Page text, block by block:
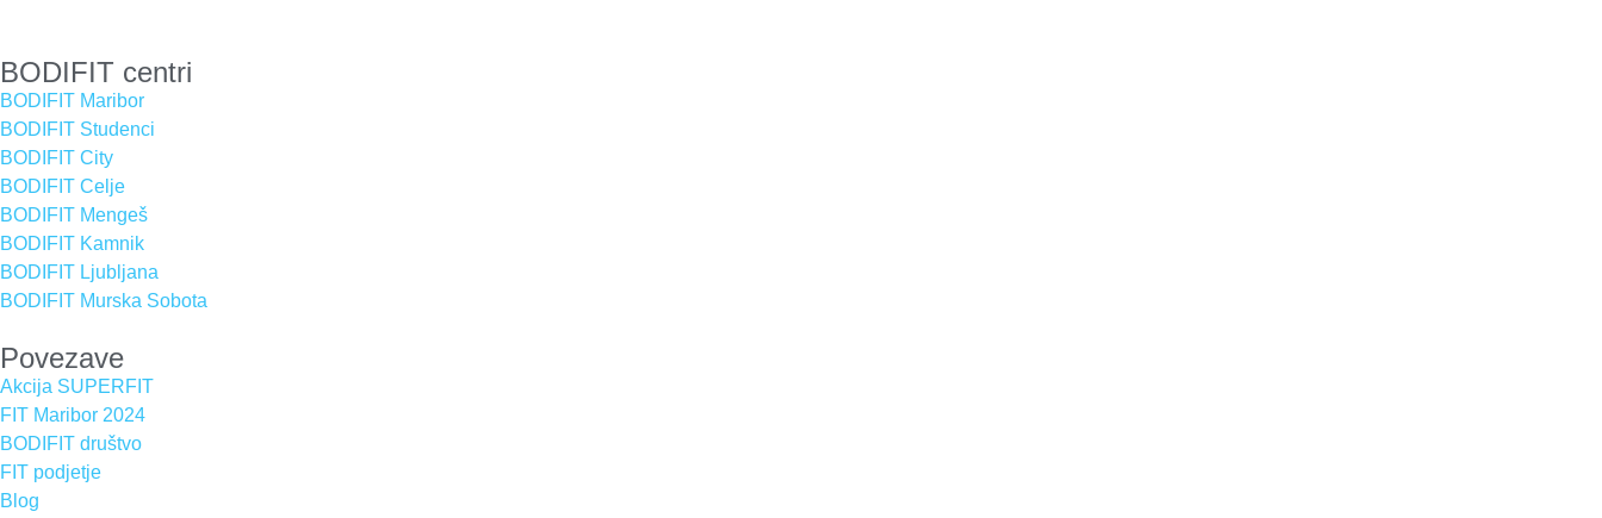
BODIFIT centri
BODIFIT Maribor
BODIFIT Studenci
BODIFIT City
BODIFIT Celje
BODIFIT Mengeš
BODIFIT Kamnik
BODIFIT Ljubljana
BODIFIT Murska Sobota
Povezave
Akcija SUPERFIT
FIT Maribor 2024
BODIFIT društvo
FIT podjetje
Blog